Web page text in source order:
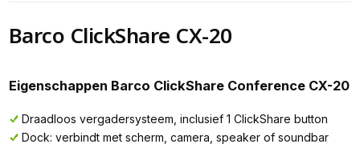
Barco ClickShare CX-20
Eigenschappen Barco ClickShare Conference CX-20
Draadloos vergadersysteem, inclusief 1 ClickShare button
Dock: verbindt met scherm, camera, speaker of soundbar